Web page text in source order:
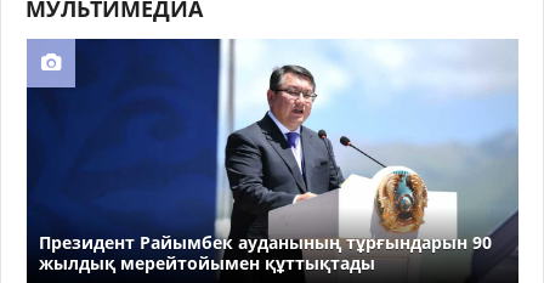
МУЛЬТИМЕДИА
Президент Райымбек ауданының тұрғындарын 90
жылдық мерейтойымен құттықтады